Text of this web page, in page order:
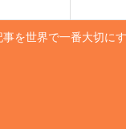
事を世界で一番大切に